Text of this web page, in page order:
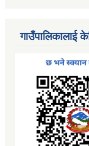
गाउँपालिकालाई